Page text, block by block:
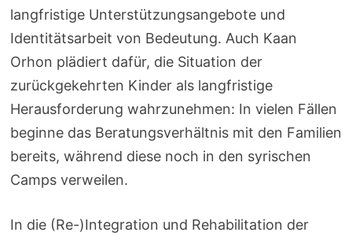
langfristige Unterstützungsangebote und
Identitätsarbeit von Bedeutung. Auch Kaan
Orhon plädiert dafür, die Situation der
zurückgekehrten Kinder als langfristige
Herausforderung wahrzunehmen: In vielen Fällen
beginne das Beratungsverhältnis mit den Familien
bereits, während diese noch in den syrischen
Camps verweilen.
In die (Re-)Integration und Rehabilitation der